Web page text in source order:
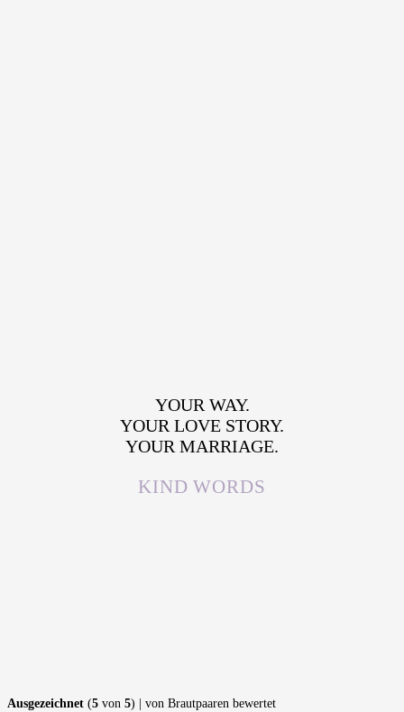
YOUR WAY.
YOUR LOVE STORY.
YOUR MARRIAGE.
KIND WORDS
Ausgezeichnet (5 von 5) | von Brautpaaren bewertet